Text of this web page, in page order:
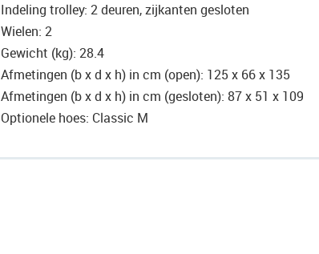
Indeling trolley: 2 deuren, zijkanten gesloten
Wielen: 2
Gewicht (kg): 28.4
Afmetingen (b x d x h) in cm (open): 125 x 66 x 135
Afmetingen (b x d x h) in cm (gesloten): 87 x 51 x 109
Optionele hoes: Classic M